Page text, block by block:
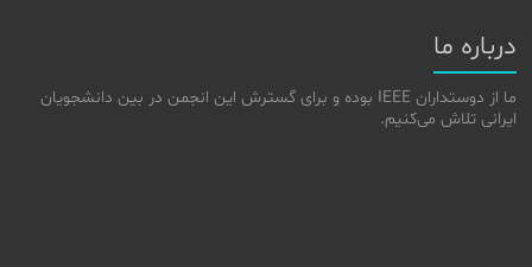
درباره ما
ما از دوستداران IEEE بوده و برای گسترش این انجمن در بین دانشجویان
ایرانی تلاش می‌کنیم.